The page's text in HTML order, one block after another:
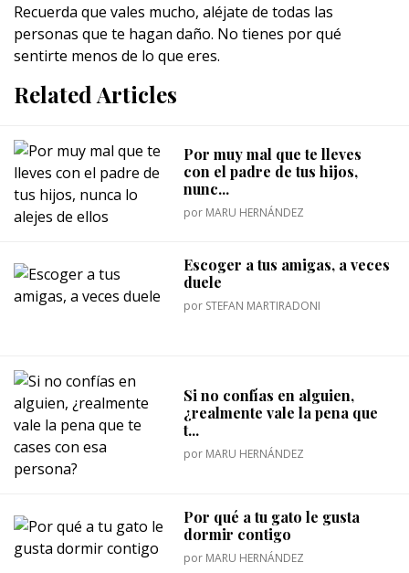
Recuerda que vales mucho, aléjate de todas las
personas que te hagan daño. No tienes por qué
sentirte menos de lo que eres.
Related Articles
Por muy mal que te lleves
con el padre de tus hijos,
nunc...
por MARU HERNÁNDEZ
Escoger a tus amigas, a veces
duele
por STEFAN MARTIRADONI
Si no confías en alguien,
¿realmente vale la pena que
t...
por MARU HERNÁNDEZ
Por qué a tu gato le gusta
dormir contigo
por MARU HERNÁNDEZ